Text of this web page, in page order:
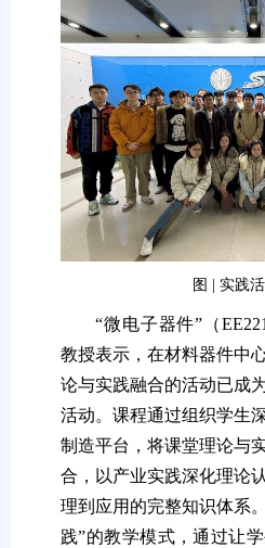
图 | 实践
“微电子器件”（
教授表示，在材料器件中
论与实践融合的活动已成
活动。课程通过组织学生
制造平台，将课堂理论与
合，以产业实践深化理论
理到应用的完整知识体系
践”的教学模式，通过让